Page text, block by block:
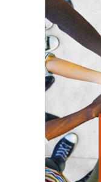
FEUILLETER